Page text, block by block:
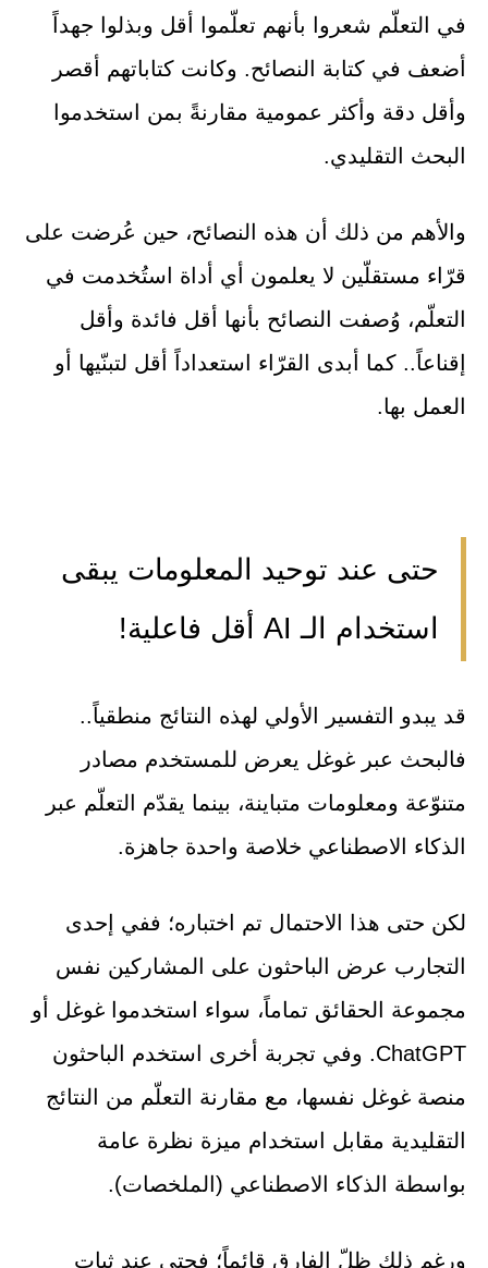
في التعلّم شعروا بأنهم تعلّموا أقل وبذلوا جهداً
أضعف في كتابة النصائح. وكانت كتاباتهم أقصر
وأقل دقة وأكثر عمومية مقارنةً بمن استخدموا
البحث التقليدي.
والأهم من ذلك أن هذه النصائح، حين عُرضت على
قرّاء مستقلّين لا يعلمون أي أداة استُخدمت في
التعلّم، وُصفت النصائح بأنها أقل فائدة وأقل
إقناعاً.. كما أبدى القرّاء استعداداً أقل لتبنّيها أو
العمل بها.
حتى عند توحيد المعلومات يبقى
استخدام الـ AI أقل فاعلية!
قد يبدو التفسير الأولي لهذه النتائج منطقياً..
فالبحث عبر غوغل يعرض للمستخدم مصادر
متنوّعة ومعلومات متباينة، بينما يقدّم التعلّم عبر
الذكاء الاصطناعي خلاصة واحدة جاهزة.
لكن حتى هذا الاحتمال تم اختباره؛ ففي إحدى
التجارب عرض الباحثون على المشاركين نفس
مجموعة الحقائق تماماً، سواء استخدموا غوغل أو
ChatGPT. وفي تجربة أخرى استخدم الباحثون
منصة غوغل نفسها، مع مقارنة التعلّم من النتائج
التقليدية مقابل استخدام ميزة نظرة عامة
بواسطة الذكاء الاصطناعي (الملخصات).
ورغم ذلك ظلّ الفارق قائماً؛ فحتى عند ثبات